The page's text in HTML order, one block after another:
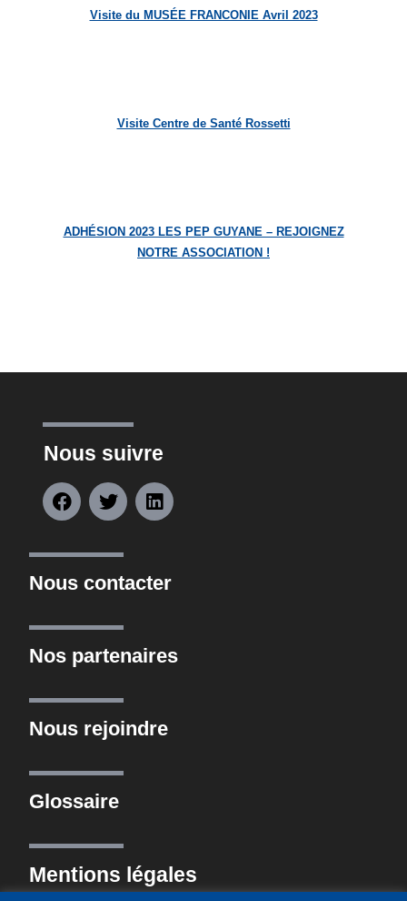
Visite du MUSÉE FRANCONIE Avril 2023
Visite Centre de Santé Rossetti
ADHÉSION 2023 LES PEP GUYANE – REJOIGNEZ
NOTRE ASSOCIATION !
Nous suivre
Nous contacter
Nos partenaires
Nous rejoindre
Glossaire
Mentions légales